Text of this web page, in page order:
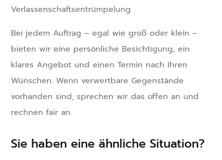
Verlassenschaftsentrümpelung
Bei jedem Auftrag – egal wie groß oder klein –
bieten wir eine persönliche Besichtigung, ein
klares Angebot und einen Termin nach Ihren
Wünschen. Wenn verwertbare Gegenstände
vorhanden sind, sprechen wir das offen an und
rechnen fair an.
Sie haben eine ähnliche Situation?